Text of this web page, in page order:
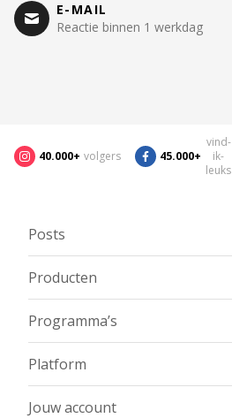
E-MAIL
Reactie binnen 1 werkdag
40.000+ volgers 45.000+
vind-
ik-
leuks
Posts
Producten
Programma’s
Platform
Jouw account